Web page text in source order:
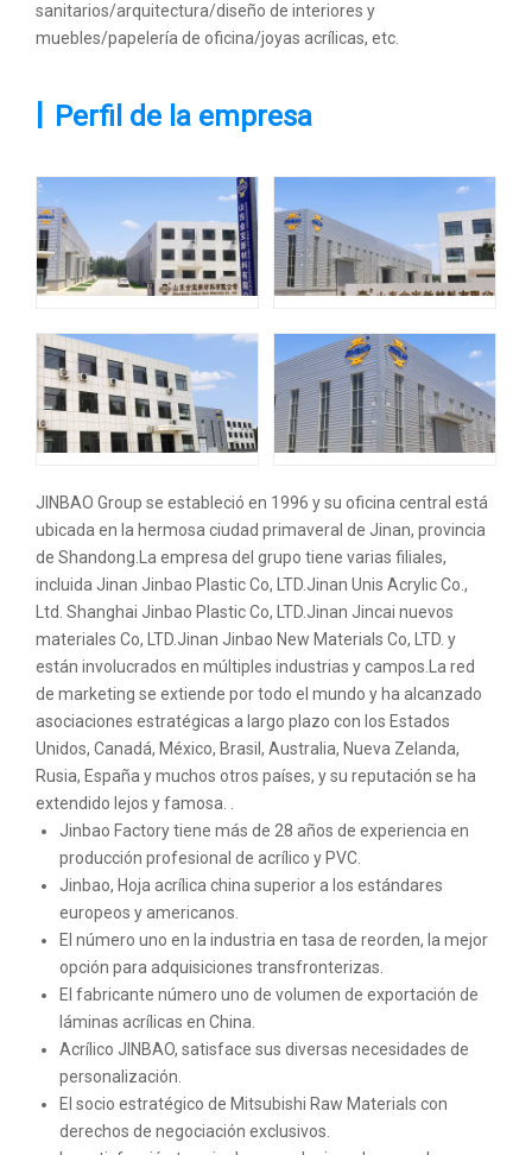
sanitarios/arquitectura/diseño de interiores y
muebles/papelería de oficina/joyas acrílicas, etc.
Perfil de la empresa
JINBAO Group se estableció en 1996 y su oficina central está
ubicada en la hermosa ciudad primaveral de Jinan, provincia
de Shandong.La empresa del grupo tiene varias filiales,
incluida Jinan Jinbao Plastic Co, LTD.Jinan Unis Acrylic Co.,
Ltd. Shanghai Jinbao Plastic Co, LTD.Jinan Jincai nuevos
materiales Co, LTD.Jinan Jinbao New Materials Co, LTD. y
están involucrados en múltiples industrias y campos.La red
de marketing se extiende por todo el mundo y ha alcanzado
asociaciones estratégicas a largo plazo con los Estados
Unidos, Canadá, México, Brasil, Australia, Nueva Zelanda,
Rusia, España y muchos otros países, y su reputación se ha
extendido lejos y famosa. .
Jinbao Factory tiene más de 28 años de experiencia en
producción profesional de acrílico y PVC.
Jinbao, Hoja acrílica china superior a los estándares
europeos y americanos.
El número uno en la industria en tasa de reorden, la mejor
opción para adquisiciones transfronterizas.
El fabricante número uno de volumen de exportación de
láminas acrílicas en China.
Acrílico JINBAO, satisface sus diversas necesidades de
personalización.
El socio estratégico de Mitsubishi Raw Materials con
derechos de negociación exclusivos.